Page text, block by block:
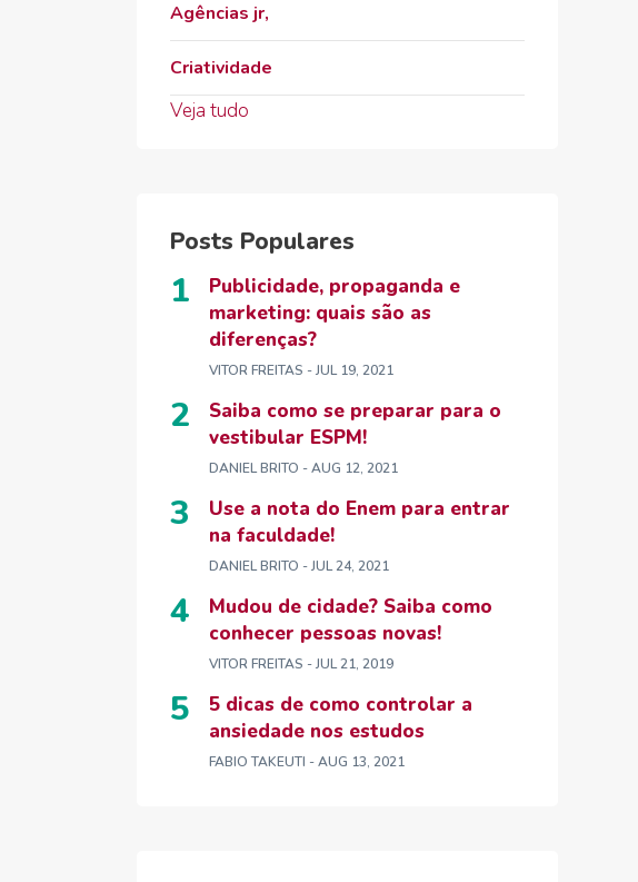
Agências jr,
Criatividade
Veja tudo
Posts Populares
Publicidade, propaganda e
marketing: quais são as
diferenças?
VITOR FREITAS - JUL 19, 2021
Saiba como se preparar para o
vestibular ESPM!
DANIEL BRITO - AUG 12, 2021
Use a nota do Enem para entrar
na faculdade!
DANIEL BRITO - JUL 24, 2021
Mudou de cidade? Saiba como
conhecer pessoas novas!
VITOR FREITAS - JUL 21, 2019
5 dicas de como controlar a
ansiedade nos estudos
FABIO TAKEUTI - AUG 13, 2021